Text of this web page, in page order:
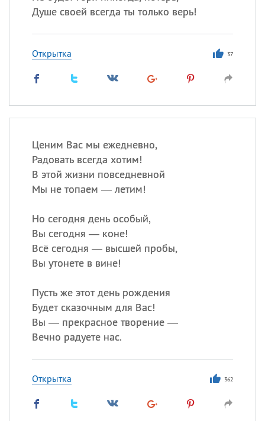
Душе своей всегда ты только верь!
Открытка 37
Ценим Вас мы ежедневно,
Радовать всегда хотим!
В этой жизни повседневной
Мы не топаем — летим!
Но сегодня день особый,
Вы сегодня — коне!
Всё сегодня — высшей пробы,
Вы утонете в вине!
Пусть же этот день рождения
Будет сказочным для Вас!
Вы — прекрасное творение —
Вечно радуете нас.
Открытка 362